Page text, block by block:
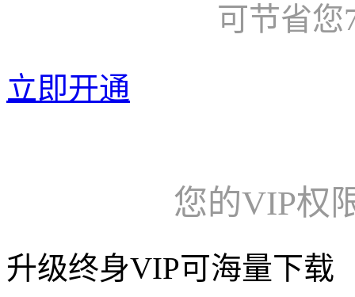
可节省您
立即开通
您的VIP权
升级终身VIP可海量下载